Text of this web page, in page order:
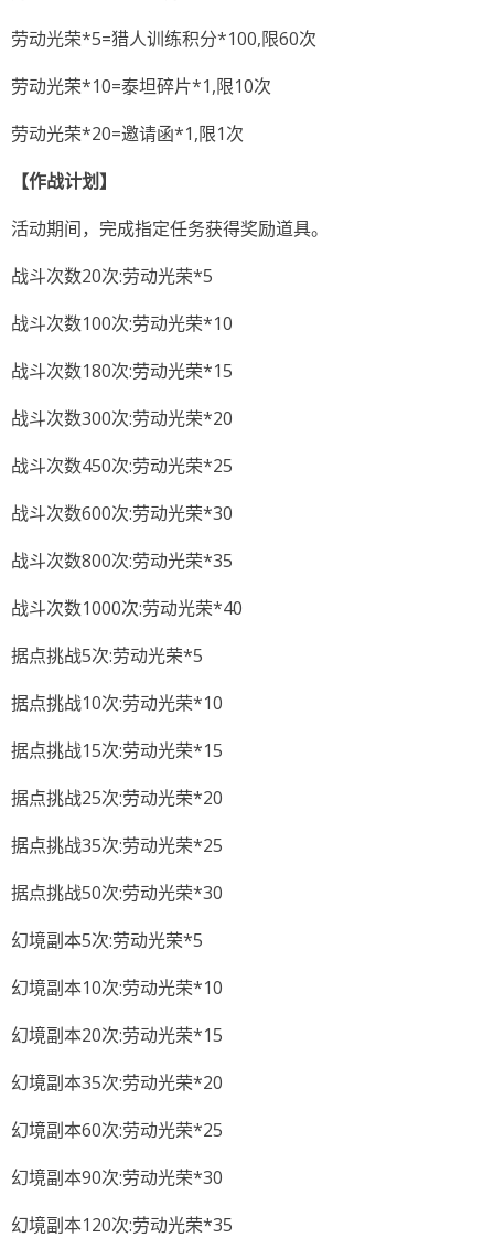
劳动光荣*5=猎人训练积分*100,限60次
劳动光荣*10=泰坦碎片*1,限10次
劳动光荣*20=邀请函*1,限1次
【作战计划】
活动期间，完成指定任务获得奖励道具。
战斗次数20次:劳动光荣*5
战斗次数100次:劳动光荣*10
战斗次数180次:劳动光荣*15
战斗次数300次:劳动光荣*20
战斗次数450次:劳动光荣*25
战斗次数600次:劳动光荣*30
战斗次数800次:劳动光荣*35
战斗次数1000次:劳动光荣*40
据点挑战5次:劳动光荣*5
据点挑战10次:劳动光荣*10
据点挑战15次:劳动光荣*15
据点挑战25次:劳动光荣*20
据点挑战35次:劳动光荣*25
据点挑战50次:劳动光荣*30
幻境副本5次:劳动光荣*5
幻境副本10次:劳动光荣*10
幻境副本20次:劳动光荣*15
幻境副本35次:劳动光荣*20
幻境副本60次:劳动光荣*25
幻境副本90次:劳动光荣*30
幻境副本120次:劳动光荣*35